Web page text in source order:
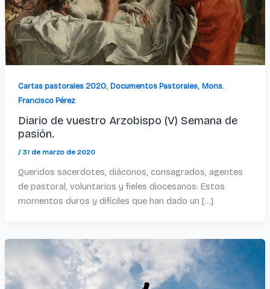
Cartas pastorales 2020, Documentos Pastorales, Mons.
Francisco Pérez
Diario de vuestro Arzobispo (V) Semana de
pasión.
/ 31 de marzo de 2020
Queridos sacerdotes, diáconos, consagrados, agentes
de pastoral, voluntarios y fieles diocesanos: Estos
momentos duros y difíciles que han dado un […]